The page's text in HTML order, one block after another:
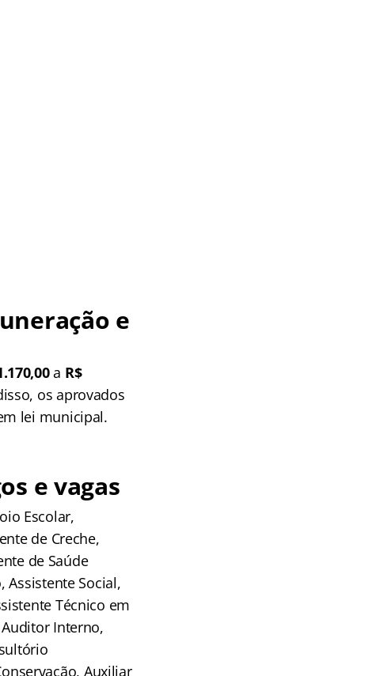
e
a R$
os aprovados
lei municipal.
e vagas
Escolar,
de Creche,
de Saúde
Assistente Social,
Técnico em
Interno,
Auxiliar